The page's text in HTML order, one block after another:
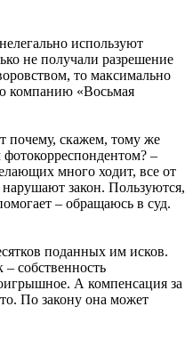
используют
не получали разрешение
то максимально
компанию «Восьмая
почему, скажем, тому же
–
много ходит, все от
закон. Пользуются,
– обращаюсь в суд.
поданных им исков.
собственность
А компенсация за
По закону она может